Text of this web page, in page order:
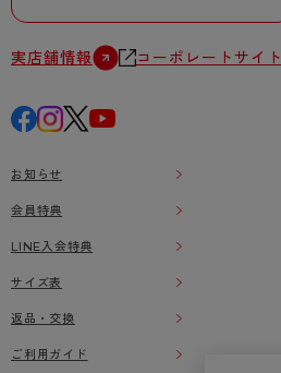
実店舗情報 コーポレートサイト
お知らせ
会員特典
LINE入会特典
サイズ表
返品・交換
ご利用ガイド